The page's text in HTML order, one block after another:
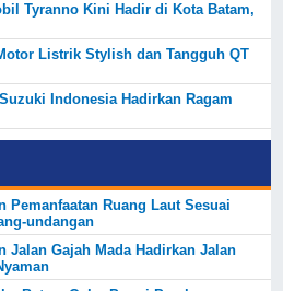
Tyranno Kini Hadir di Kota Batam,
Listrik Stylish dan Tangguh QT
Indonesia Hadirkan Ragam
Pemanfaatan Ruang Laut Sesuai
undangan
Jalan Gajah Mada Hadirkan Jalan